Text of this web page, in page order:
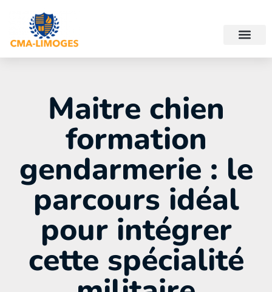
Maitre chien
formation
gendarmerie : le
parcours idéal
pour intégrer
cette spécialité